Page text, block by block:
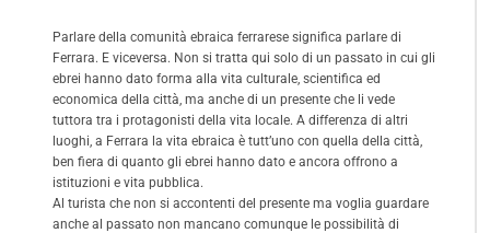
Parlare della comunità ebraica ferrarese significa parlare di
Ferrara. E viceversa. Non si tratta qui solo di un passato in cui gli
ebrei hanno dato forma alla vita culturale, scientifica ed
economica della città, ma anche di un presente che li vede
tuttora tra i protagonisti della vita locale. A differenza di altri
luoghi, a Ferrara la vita ebraica è tutt’uno con quella della città,
ben fiera di quanto gli ebrei hanno dato e ancora offrono a
istituzioni e vita pubblica.
Al turista che non si accontenti del presente ma voglia guardare
anche al passato non mancano comunque le possibilità di